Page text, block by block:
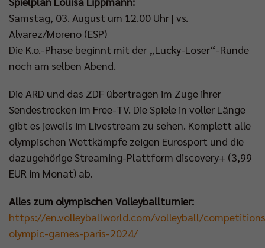
Samstag, 03. August um 12.00 Uhr | vs.
Alvarez/Moreno (ESP)
Die K.o.-Phase beginnt mit der „Lucky-Loser“-Runde
noch am selben Abend.
Die ARD und das ZDF übertragen im Zuge ihrer
Sendestrecken im Free-TV. Die Spiele in voller Länge
gibt es jeweils im Livestream zu sehen. Komplett alle
olympischen Wettkämpfe zeigen Eurosport und die
dazugehörige Streaming-Plattform discovery+ (3,99
EUR im Monat) ab.
Alles zum olympischen Volleyballturnier:
https://en.volleyballworld.com/volleyball/
olympic-games-paris-2024/